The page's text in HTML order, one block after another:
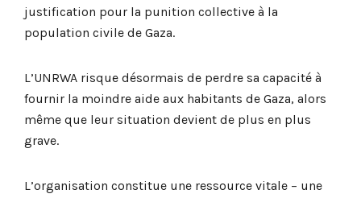
justification pour la punition collective à la
population civile de Gaza.
L’UNRWA risque désormais de perdre sa capacité à
fournir la moindre aide aux habitants de Gaza, alors
même que leur situation devient de plus en plus
grave.
L’organisation constitue une ressource vitale – une